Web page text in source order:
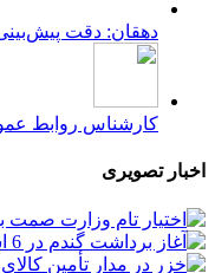
دهقان: دقت
کارشناس روابط
اخبار تصویری